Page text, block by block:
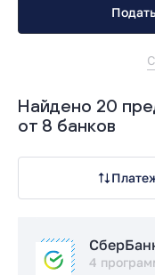
Найдено 20
от 8 банков
4